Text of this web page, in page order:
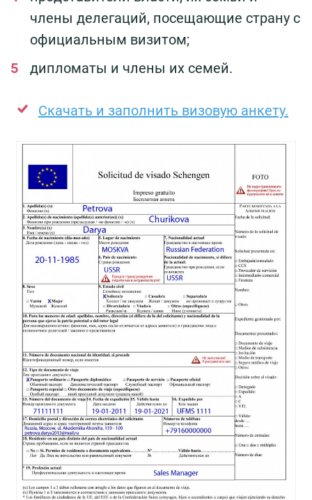
члены делегаций, посещающие страну с
официальным визитом;
дипломаты и члены их семей.
Скачать и заполнить визовую анкету.